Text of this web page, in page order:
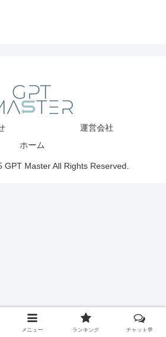
運営会社
ホーム
Master All Rights Reserved.
メニュー ランキング チャット💬